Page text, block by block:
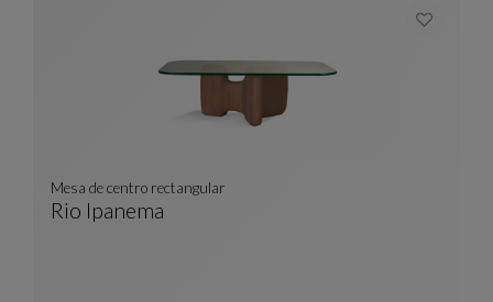
Rio Ipanema
Mesa de centro rectangular